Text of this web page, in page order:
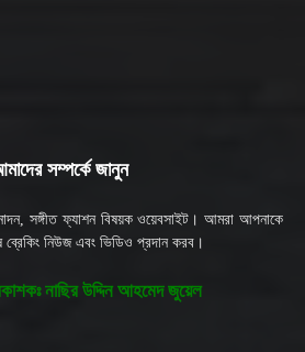
সম্পর্কে জানুন
সঙ্গীত ফ্যাশন বিষয়ক ওয়েবসাইট। আমরা আপনাকে
ব্রেকিং নিউজ এবং ভিডিও প্রদান করব।
নাছির উদ্দিন আহমেদ জুয়েল